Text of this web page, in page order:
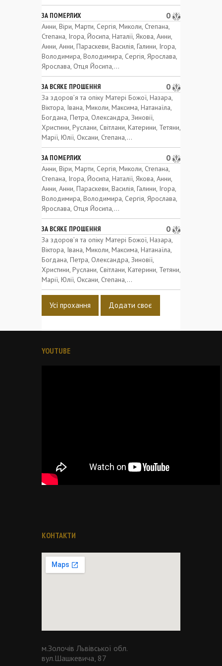
0
ЗА ПОМЕРЛИХ
Анни, Віри, Марти, Сергія, Миколи, Степана,
Степана, Ігора, Йосипа, Наталії, Якова, Анни,
Анни, Анни, Параскеви, Василія, Галини, Ігора,
Володимира, Володимира, Сергія, Ярослава,
Ярослава, Отця Йосипа,...
0
ЗА ВСЯКЕ ПРОШЕННЯ
За здоров’я та опіку Матері Божої, Назара,
Віктора, Івана, Миколи, Максима, Натанаїла,
Богдана, Петра, Олександра, Зиновії,
Христини, Руслани, Світлани, Катерини, Тетяни,
Марії, Юлії, Оксани, Степана,...
0
ЗА ПОМЕРЛИХ
Анни, Віри, Марти, Сергія, Миколи, Степана,
Степана, Ігора, Йосипа, Наталії, Якова, Анни,
Анни, Анни, Параскеви, Василія, Галини, Ігора,
Володимира, Володимира, Сергія, Ярослава,
Ярослава, Отця Йосипа,...
0
ЗА ВСЯКЕ ПРОШЕННЯ
За здоров’я та опіку Матері Божої, Назара,
Віктора, Івана, Миколи, Максима, Натанаїла,
Богдана, Петра, Олександра, Зиновії,
Христини, Руслани, Світлани, Катерини, Тетяни,
Марії, Юлії, Оксани, Степана,...
Усі прохання Додати своє
YOUTUBE
КОНТАКТИ
м.Золочів Львівської обл.
вул.Шашкевича, 87